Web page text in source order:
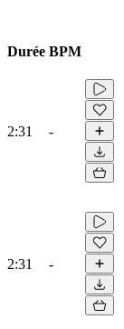
Durée BPM
2:31 -
2:31 -